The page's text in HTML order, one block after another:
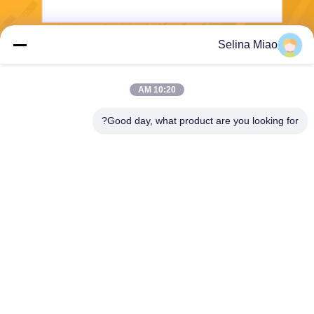
Selina Miao
10:20 AM
Good day, what product are you looking for?